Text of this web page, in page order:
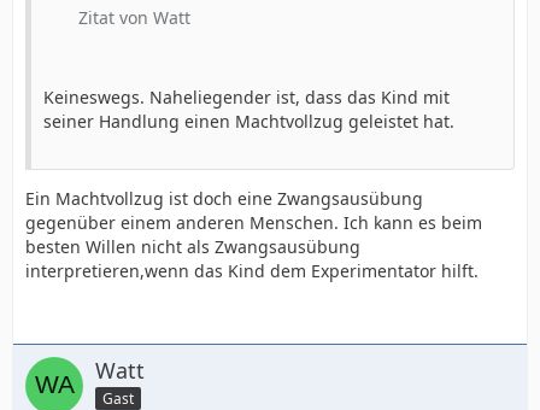
Zitat von Watt
Keineswegs. Naheliegender ist, dass das Kind mit
seiner Handlung einen Machtvollzug geleistet hat.
Ein Machtvollzug ist doch eine Zwangsausübung
gegenüber einem anderen Menschen. Ich kann es beim
besten Willen nicht als Zwangsausübung
interpretieren,wenn das Kind dem Experimentator hilft.
Watt
Gast